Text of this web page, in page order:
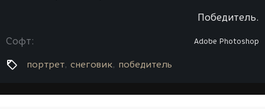
Победитель.
Софт: Adobe Photoshop
портрет снеговик победитель